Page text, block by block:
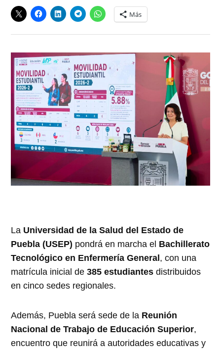
Más
La Universidad de la Salud del Estado de
Puebla (USEP) pondrá en marcha el Bachillerato
Tecnológico en Enfermería General, con una
matrícula inicial de385 estudiantes distribuidos
en cinco sedes regionales.
Además, Puebla será sede de la Reunión
Nacional de Trabajo de Educación Superior,
encuentro que reunirá a autoridades educativas y